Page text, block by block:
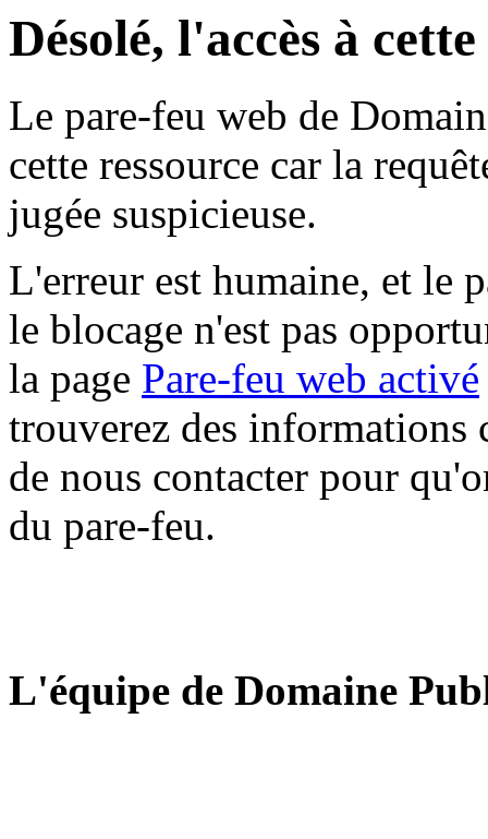
Désolé, l'accès à
Le pare-feu web de
cette ressource car la
jugée suspicieuse.
L'erreur est humaine, et le
le blocage n'est pas
la page Pare-feu web activé
trouverez des informations
de nous contacter pour
du pare-feu.
L'équipe de Domaine